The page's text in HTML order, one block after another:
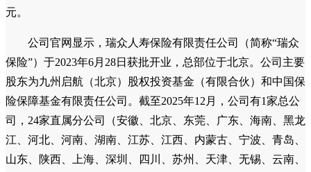
元。
公司官网显示，瑞众人寿保险有限责任公司（简称“瑞众
保险”）于2023年6月28日获批开业，总部位于北京。公司主要
股东为九州启航（北京）股权投资基金（有限合伙）和中国保
险保障基金有限责任公司。截至2025年12月，公司有1家总公
司，24家直属分公司（安徽、北京、东莞、广东、海南、黑龙
江、河北、河南、湖南、江苏、江西、内蒙古、宁波、青岛、
山东、陕西、上海、深圳、四川、苏州、天津、无锡、云南、